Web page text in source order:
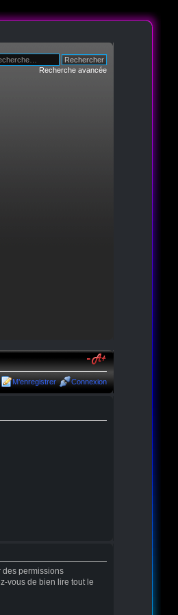
Recherche avancée
M’enregistrer Connexion
des permissions
vous de bien lire tout le